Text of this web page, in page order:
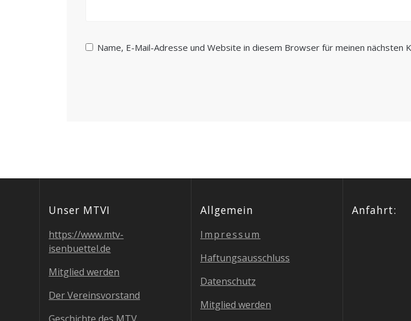
Name, E-Mail-Adresse und Website in diesem Browser für meinen nächsten
Unser MTVI
https://www.mtv-
isenbuettel.de
Mit­glied werden
Der Ver­eins­vor­stand
All­ge­mein
Impres­sum
Haf­tungs­aus­schluss
Daten­schutz
Mit­glied werden
Anfahrt: